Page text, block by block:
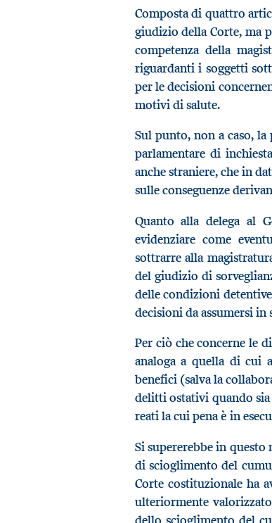
Composta di quattro
giudizio della Corte, ma
competenza della
riguardanti i soggetti
per le decisioni
motivi di salute.
Sul punto, non a caso,
parlamentare di
anche straniere, che in
sulle conseguenze
Quanto alla delega al
evidenziare come
sottrarre alla
del giudizio di
delle condizioni
decisioni da assumersi
Per ciò che concerne le
analoga a quella di cui
benefici (salva la
delitti ostativi quando sia
reati la cui pena è in
Si supererebbe in
di scioglimento del
Corte costituzionale ha
ulteriormente